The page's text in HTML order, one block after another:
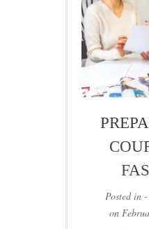
Posted in
on